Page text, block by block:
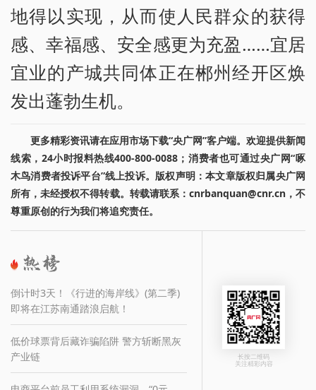
地得以实现，从而使人民群众的获得
感、幸福感、安全感更为充盈……宜居
宜业的产城共同体正在郴州经开区焕
发出蓬勃生机。
更多精彩资讯请在应用市场下载“央广网”客户端。欢迎提供新闻
线索，24小时报料热线400-800-0088；消费者也可通过央广网“啄
木鸟消费者投诉平台”线上投诉。版权声明：本文章版权归属央广网
所有，未经授权不得转载。转载请联系：cnrbanquan@cnr.cn，不
尊重原创的行为我们将追究责任。
倒计时3天！《行进的海岸线》(第二季)
即将在江苏南通踏浪启航！
低价球票背后藏诈骗陷阱 警方斩断黑灰
产业链
长按二维码
关注精彩内容